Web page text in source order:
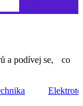
a podívej se, co